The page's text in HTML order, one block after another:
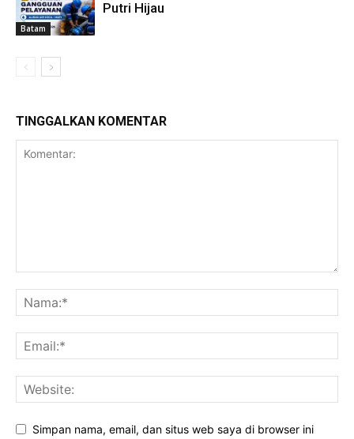
Batam
Putri Hijau
TINGGALKAN KOMENTAR
Simpan nama, email, dan situs web saya di browser ini